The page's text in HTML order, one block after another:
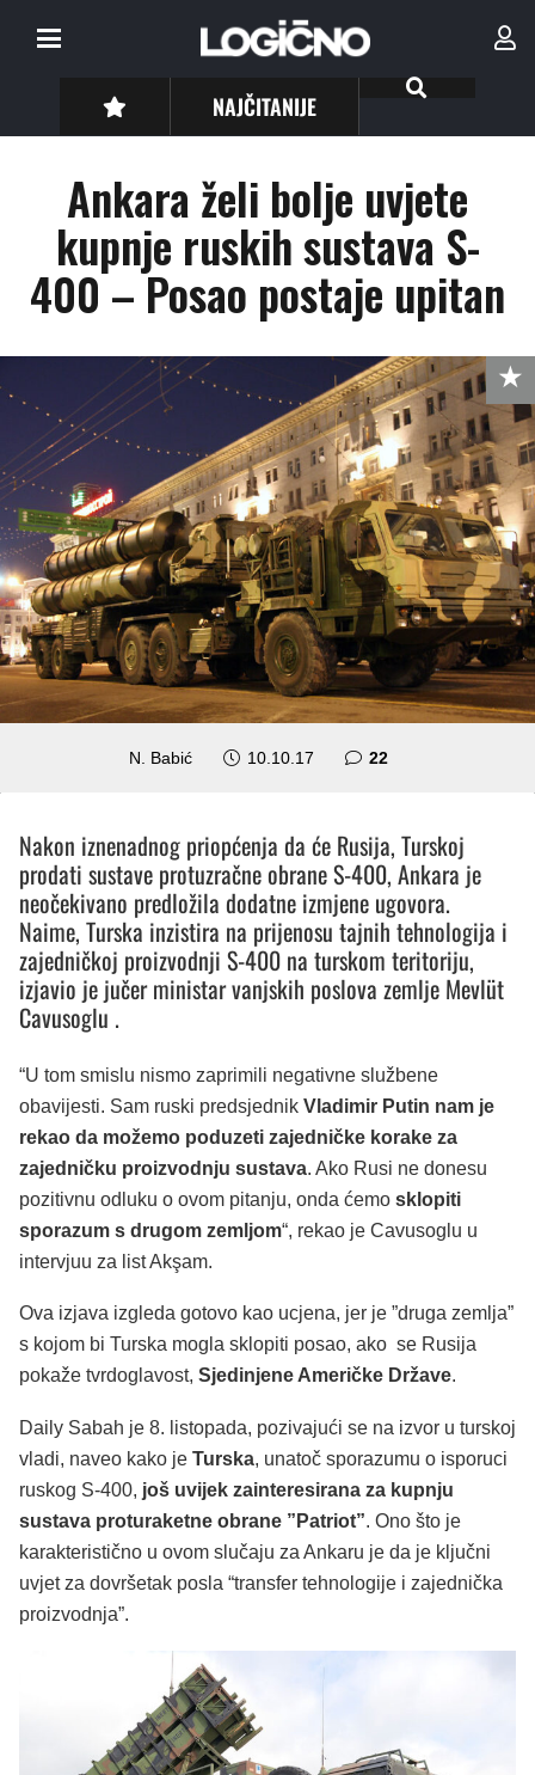
NAJČITANIJE
Ankara želi bolje uvjete
kupnje ruskih sustava S-
400 – Posao postaje upitan
N. Babić 10.10.17 22komentara
Nakon iznenadnog priopćenja da će Rusija, Turskoj
prodati sustave protuzračne obrane S-400, Ankara je
neočekivano predložila dodatne izmjene ugovora.
Naime, Turska inzistira na prijenosu tajnih tehnologija i
zajedničkoj proizvodnji S-400 na turskom teritoriju,
izjavio je jučer ministar vanjskih poslova zemlje Mevlüt
Cavusoglu .
“U tom smislu nismo zaprimili negativne službene
obavijesti. Sam ruski predsjednik Vladimir Putin nam je
rekao da možemo poduzeti zajedničke korake za
zajedničku proizvodnju sustava. Ako Rusi ne donesu
pozitivnu odluku o ovom pitanju, onda ćemo sklopiti
sporazum s drugom zemljom“, rekao je Cavusoglu u
intervjuu za list Akşam.
Ova izjava izgleda gotovo kao ucjena, jer je ”druga zemlja”
s kojom bi Turska mogla sklopiti posao, ako se Rusija
pokaže tvrdoglavost, Sjedinjene Američke Države.
Daily Sabah je 8. listopada, pozivajući se na izvor u turskoj
vladi, naveo kako je Turska, unatoč sporazumu o isporuci
ruskog S-400, još uvijek zainteresirana za kupnju
sustava proturaketne obrane ”Patriot”. Ono što je
karakteristično u ovom slučaju za Ankaru je da je ključni
uvjet za dovršetak posla “transfer tehnologije i zajednička
proizvodnja”.